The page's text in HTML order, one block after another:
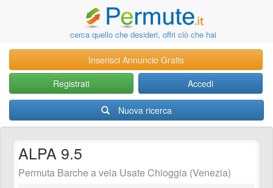
cerca quello che desideri, offri ciò che hai
Inserisci Annuncio Gratis
Registrati
Accedi
Nuova ricerca
ALPA 9.5
Permuta Barche a vela Usate Chioggia (Venezia)